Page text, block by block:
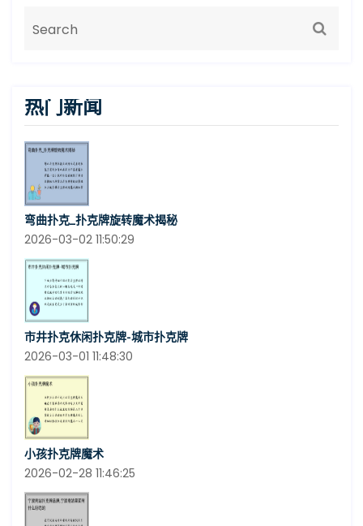
热门新闻
弯曲扑克_扑克牌旋转魔术揭秘
2026-03-02 11:50:29
市井扑克休闲扑克牌-城市扑克牌
2026-03-01 11:48:30
小孩扑克牌魔术
2026-02-28 11:46:25